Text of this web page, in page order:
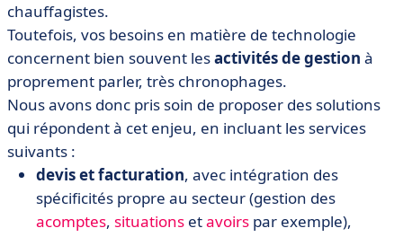
chauffagistes.
Toutefois, vos besoins en matière de technologie
concernent bien souvent lesactivités de gestion à
proprement parler, très chronophages.
Nous avons donc pris soin de proposer des solutions
qui répondent à cet enjeu, en incluant les services
suivants :
devis et facturation, avec intégration des
spécificités propre au secteur (gestion des
acomptes, situations etavoirs par exemple),